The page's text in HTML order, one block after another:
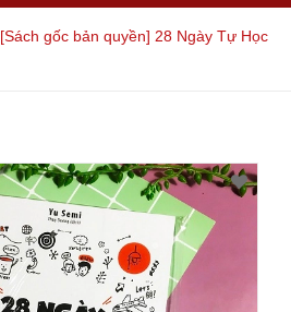
[Sách gốc bản quyền] 28 Ngày Tự Học